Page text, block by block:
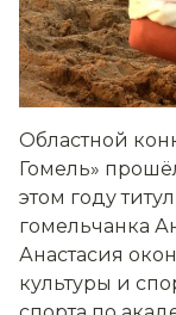
Областной
Гомель»
этом году
гомельчанка
Анастасия
культуры и